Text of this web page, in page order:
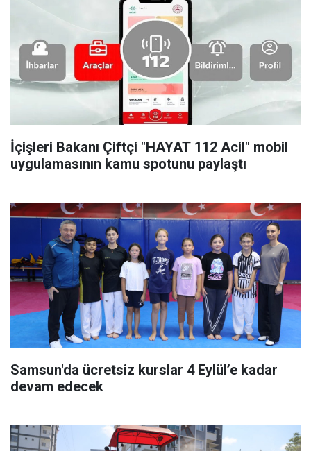
İçişleri Bakanı Çiftçi "HAYAT 112 Acil" mobil
uygulamasının kamu spotunu paylaştı
Samsun'da ücretsiz kurslar 4 Eylül’e kadar
devam edecek